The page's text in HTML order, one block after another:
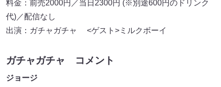
料金：前売2000円／当日2300円 (※別途600円のドリンク
代)／配信なし
出演：ガチャガチャ <ゲスト>ミルクボーイ
ガチャガチャ コメント
ジョージ